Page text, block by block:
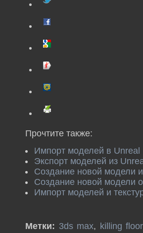
Прочтите также:
Импорт моделей в Unreal
Экспорт моделей из
Создание новой модели
Создание новой модели
Импорт моделей и
Метки: 3ds max, killing floor